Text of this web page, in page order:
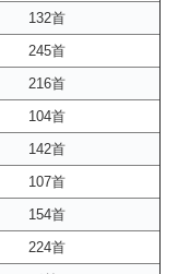
132首
245首
216首
104首
142首
107首
154首
224首